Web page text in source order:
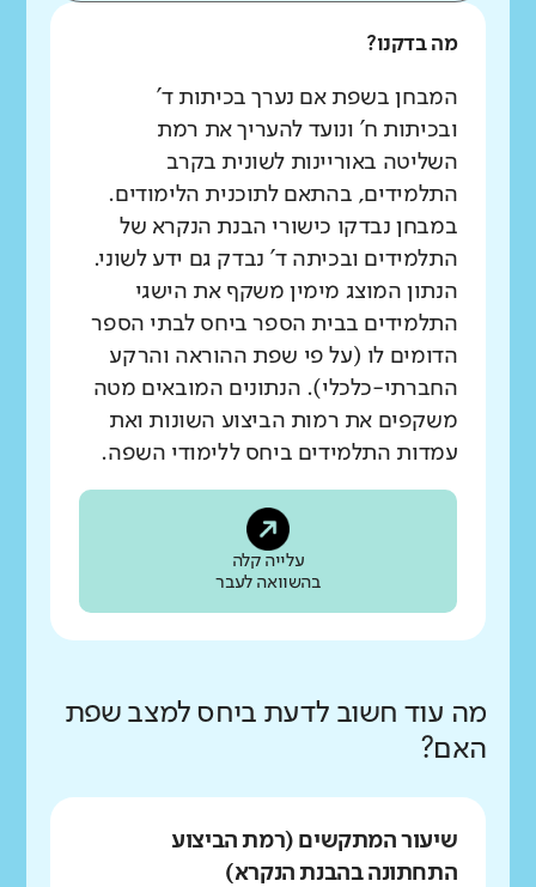
מה בדקנו?
המבחן בשפת אם נערך בכיתות ד'
ובכיתות ח' ונועד להעריך את רמת
השליטה באוריינות לשונית בקרב
התלמידים, בהתאם לתוכנית הלימודים.
במבחן נבדקו כישורי הבנת הנקרא של
התלמידים ובכיתה ד' נבדק גם ידע לשוני.
הנתון המוצג מימין משקף את הישגי
התלמידים בבית הספר ביחס לבתי הספר
הדומים לו (על פי שפת ההוראה והרקע
החברתי-כלכלי). הנתונים המובאים מטה
משקפים את רמות הביצוע השונות ואת
עמדות התלמידים ביחס ללימודי השפה.
עלייה קלה
בהשוואה לעבר
מה עוד חשוב לדעת ביחס למצב שפת
האם?
שיעור המתקשים (רמת הביצוע
התחתונה בהבנת הנקרא)